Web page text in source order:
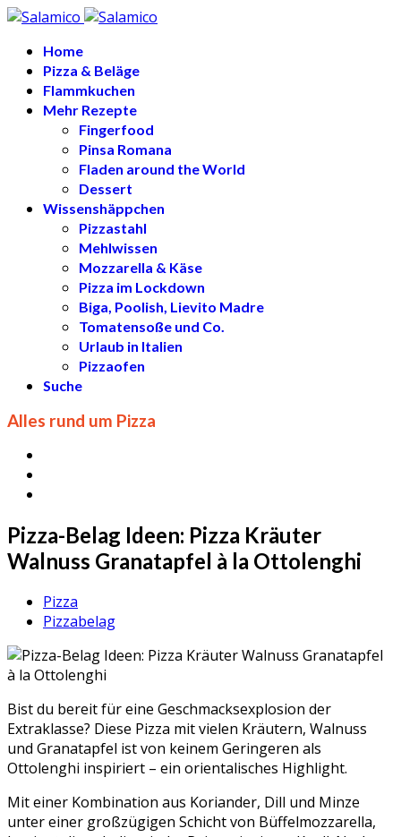
Home
Pizza & Beläge
Flammkuchen
Mehr Rezepte
Fingerfood
Pinsa Romana
Fladen around the World
Dessert
Wissenshäppchen
Pizzastahl
Mehlwissen
Mozzarella & Käse
Pizza im Lockdown
Biga, Poolish, Lievito Madre
Tomatensoße und Co.
Urlaub in Italien
Pizzaofen
Suche
Alles rund um Pizza
Pizza-Belag Ideen: Pizza Kräuter
Walnuss Granatapfel à la Ottolenghi
Pizza
Pizzabelag
Bist du bereit für eine Geschmacksexplosion der
Extraklasse? Diese Pizza mit vielen Kräutern, Walnuss
und Granatapfel ist von keinem Geringeren als
Ottolenghi inspiriert – ein orientalisches Highlight.
Mit einer Kombination aus Koriander, Dill und Minze
unter einer großzügigen Schicht von Büffelmozzarella,